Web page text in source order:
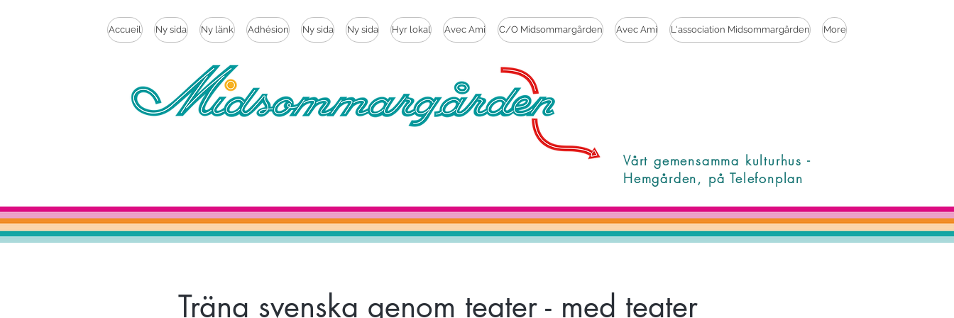
Accueil Ny sida Ny länk Adhésion Ny sida Ny sida Hyr lokal Avec Ami C/O Midsommargården Avec Ami L'association Midsommargården More
Vårt gemensamma kulturhus -
Hemgården, på Telefonplan
Träna svenska genom teater - med teater